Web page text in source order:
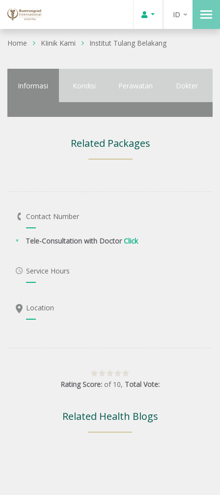
ID
Home KIinik Kami Institut Tulang Belakang
Informasi Kondisi Perawatan Dokter
Related Packages
Contact Number
Tele-Consultation with DoctorClick
Service Hours
Location
Rating Score: of 10, Total Vote:
Related Health Blogs